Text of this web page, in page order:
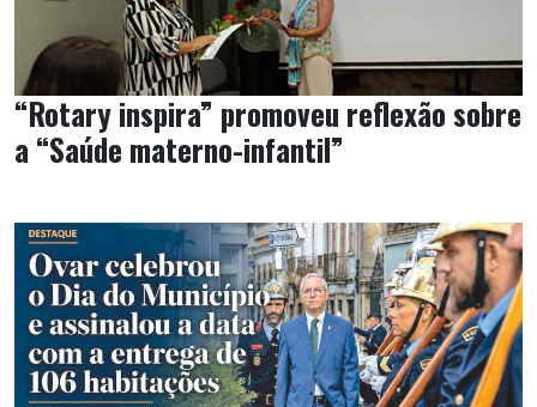
“Rotary inspira” promoveu reflexão sobre
a “Saúde materno-infantil”